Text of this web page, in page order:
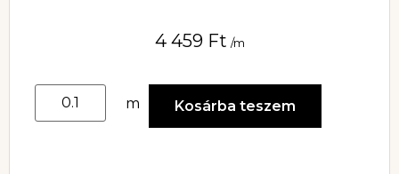
4 459 Ft /m
m Kosárba teszem